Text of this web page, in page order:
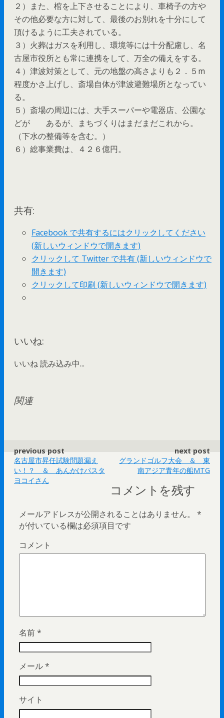
２）また、棺を上下させることにより、車椅子の方や
その他必要な方に対して、最後のお別れを十分にして
頂けるように工夫されている。
３）火葬はガスを利用し、環境等には十分配慮し、名
古屋市役所とも常に連携をして、万全の備えをする。
４）津波対策として、元の地盤の高さよりも２．５m
程度かさ上げし、斎場自体が津波避難場所となってい
る。
５）斎場の周辺には、大手スーパーや電器店、公園な
どが あるが、まちづくりはまだまだこれから。
（下水の整備等を含む。）
６）総事業費は、４２６億円。
共有:
Facebook で共有するにはクリックしてください
(新しいウィンドウで開きます)
クリックして Twitter で共有 (新しいウィンドウで
開きます)
クリックして印刷 (新しいウィンドウで開きます)
いいね:
いいね読み込み中...
関連
previous post
名古屋市昇任試験問題漏え
い！？ ＆ あんかけパスタ
ヨコイさん
next post
グランドゴルフ大会 ＆ 東
南アジア青年の船MTG
コメントを残す
メールアドレスが公開されることはありません。
*
が付いている欄は必須項目です
コメント
名前*
メール*
サイト